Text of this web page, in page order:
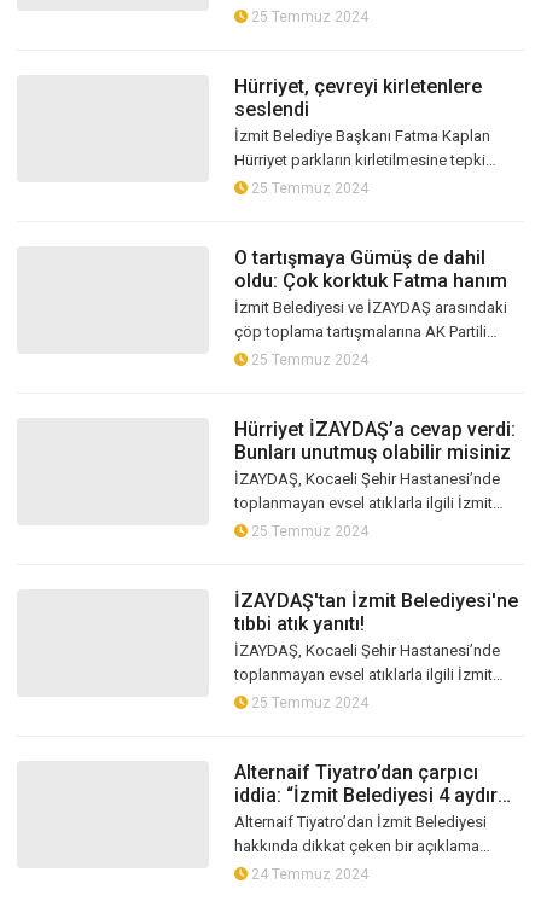
açıklamada bulunarak Kocaeli Büyükşehir
25 Temmuz 2024
Hürriyet, çevreyi kirletenlere
seslendi
İzmit Belediye Başkanı Fatma Kaplan
Hürriyet parkların kirletilmesine tepki
göstererek, çevreyi kirletenlere ağır
25 Temmuz 2024
O tartışmaya Gümüş de dahil
oldu: Çok korktuk Fatma hanım
İzmit Belediyesi ve İZAYDAŞ arasındaki
çöp toplama tartışmalarına AK Partili
Meclis Üyesi Köksal Gümüş’te dahil oldu.
25 Temmuz 2024
Hürriyet İZAYDAŞ’a cevap verdi:
Bunları unutmuş olabilir misiniz
İZAYDAŞ, Kocaeli Şehir Hastanesi’nde
toplanmayan evsel atıklarla ilgili İzmit
Belediyesi'nin suçlamalarına yanıt vererek,
25 Temmuz 2024
İZAYDAŞ'tan İzmit Belediyesi'ne
tıbbi atık yanıtı!
İZAYDAŞ, Kocaeli Şehir Hastanesi’nde
toplanmayan evsel atıklarla ilgili İzmit
Belediyesi'nin suçlamalarına yanıt vererek,
25 Temmuz 2024
Alternaif Tiyatro’dan çarpıcı
iddia: “İzmit Belediyesi 4 aydır
para ödemiyor”
Alternaif Tiyatro’dan İzmit Belediyesi
hakkında dikkat çeken bir açıklama
yapıldı.
24 Temmuz 2024